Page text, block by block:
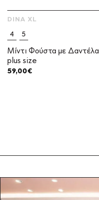
4
5
Μίντι Φούστα με Δαντέλα
plus size
DINA XL
59,00€